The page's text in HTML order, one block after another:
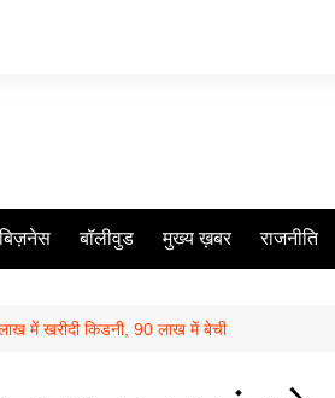
बिज़नेस बॉलीवुड मुख्य ख़बर राजनीति
में खरीदी किडनी, 90 लाख में बेची